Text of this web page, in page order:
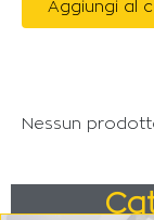
Aggiungi al
Nessun